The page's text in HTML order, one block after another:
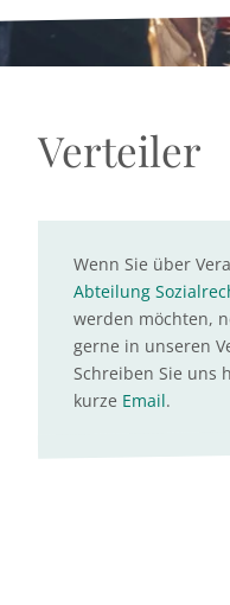
Verteiler
Wenn Sie über
Abteilung
werden möchten,
gerne in unseren
Schreiben Sie uns
kurze Email.